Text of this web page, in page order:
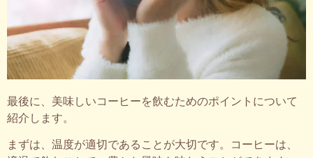
最後に、美味しいコーヒーを飲むためのポイントについて
紹介します。
まずは、温度が適切であることが大切です。コーヒーは、